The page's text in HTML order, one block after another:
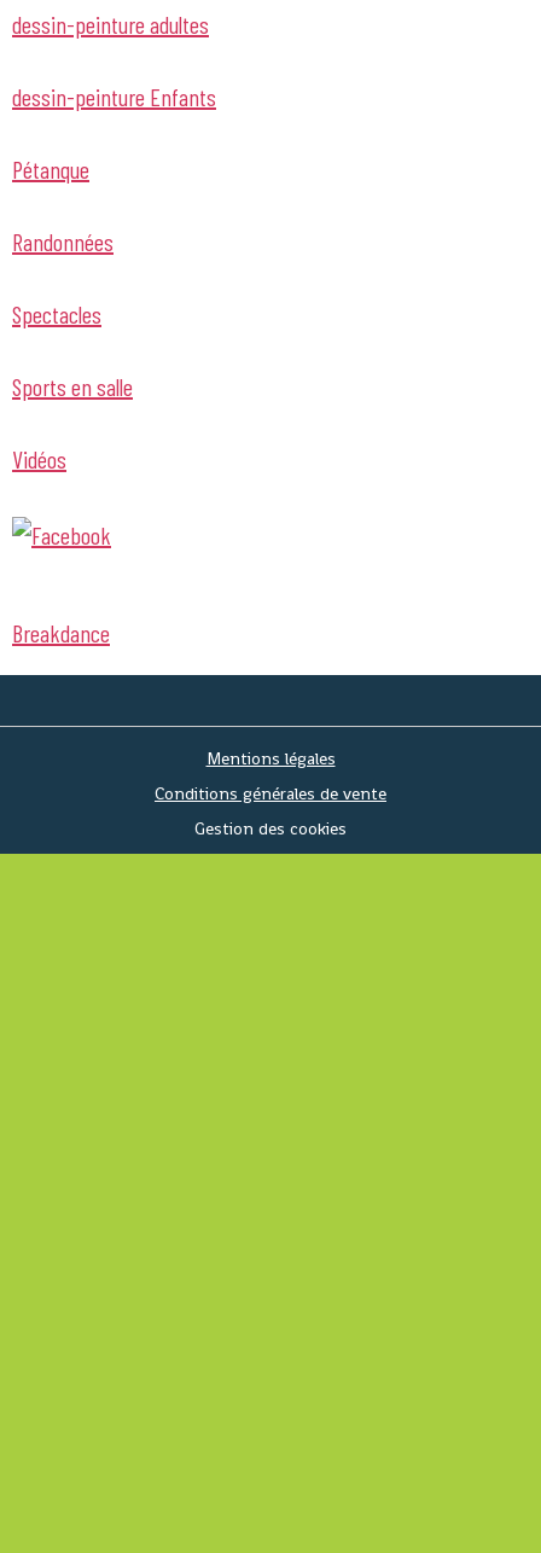
dessin-peinture adultes
dessin-peinture Enfants
Pétanque
Randonnées
Spectacles
Sports en salle
Vidéos
Breakdance
Mentions légales
Conditions générales de vente
Gestion des cookies